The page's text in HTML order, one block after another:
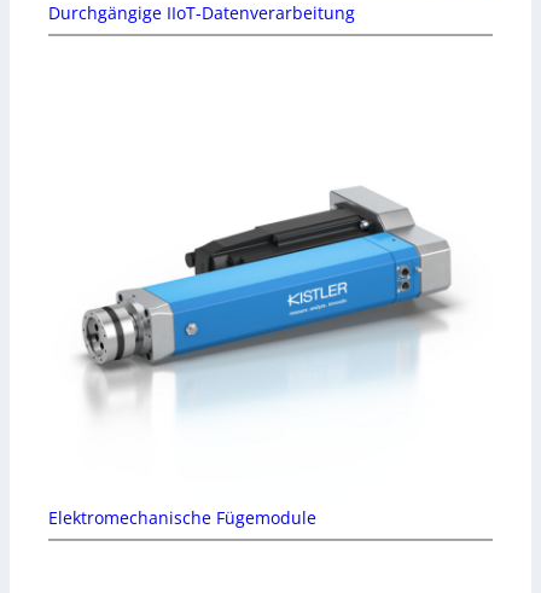
Durchgängige IIoT-Datenverarbeitung
Elektromechanische Fügemodule